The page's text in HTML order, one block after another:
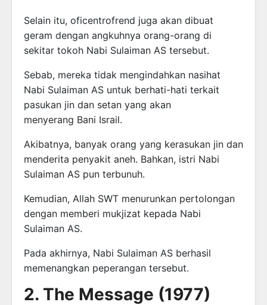
Selain itu, oficentrofrend juga akan dibuat
geram dengan angkuhnya orang-orang di
sekitar tokoh Nabi Sulaiman AS tersebut.
Sebab, mereka tidak mengindahkan nasihat
Nabi Sulaiman AS untuk berhati-hati terkait
pasukan jin dan setan yang akan
menyerang Bani Israil.
Akibatnya, banyak orang yang kerasukan jin dan
menderita penyakit aneh. Bahkan, istri Nabi
Sulaiman AS pun terbunuh.
Kemudian, Allah SWT menurunkan pertolongan
dengan memberi mukjizat kepada Nabi
Sulaiman AS.
Pada akhirnya, Nabi Sulaiman AS berhasil
memenangkan peperangan tersebut.
2. The Message (1977)